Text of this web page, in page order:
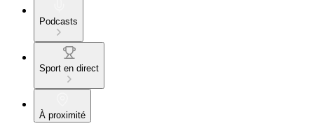
Podcasts
Sport en direct
À proximité